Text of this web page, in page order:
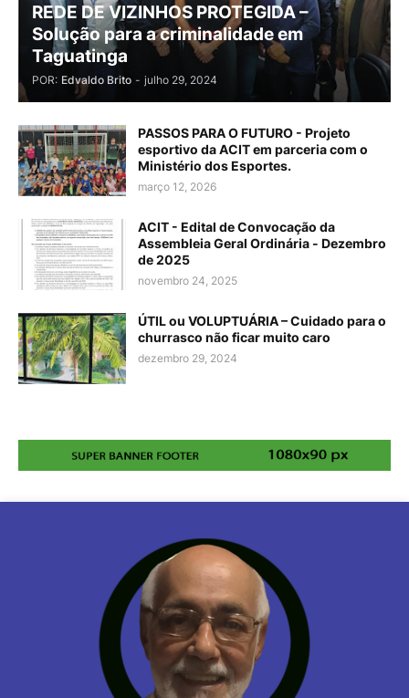
REDE DE VIZINHOS PROTEGIDA –
Solução para a criminalidade em
Taguatinga
POR: Edvaldo Brito - julho 29, 2024
PASSOS PARA O FUTURO - Projeto
esportivo da ACIT em parceria com o
Ministério dos Esportes.
março 12, 2026
ACIT - Edital de Convocação da
Assembleia Geral Ordinária - Dezembro
de 2025
novembro 24, 2025
ÚTIL ou VOLUPTUÁRIA – Cuidado para o
churrasco não ficar muito caro
dezembro 29, 2024